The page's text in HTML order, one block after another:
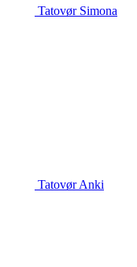
Tatovør Simona
Tatovør Anki